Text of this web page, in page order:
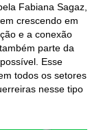
Fabiana Sagaz,
crescendo em
e a conexão
parte da
Esse
todos os setores
nesse tipo